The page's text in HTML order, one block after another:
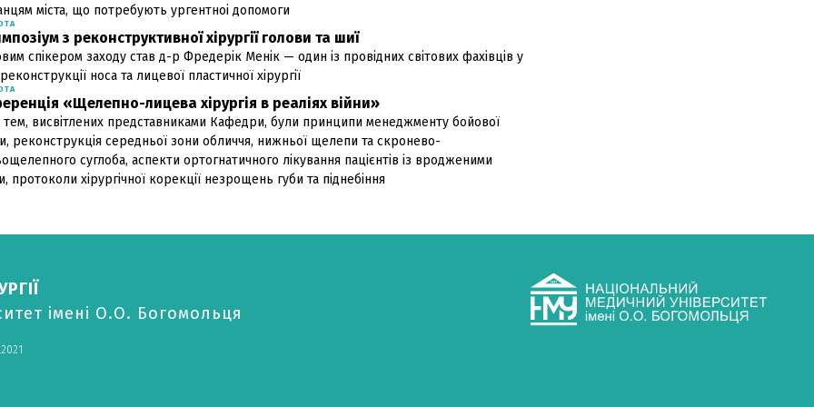
міста, що потребують ургентноі допомоги
з реконструктивної хірургії голови та шиї
спікером заходу став д-р Фредерік Менік — один із провідних світових фахівців у
реконструкції носа та лицевої пластичної хірургії
«Щелепно-лицева хірургія в реаліях війни»
висвітлених представниками Кафедри, були принципи менеджменту бойової
реконструкція середньої зони обличчя, нижньої щелепи та скронево-
суглоба, аспекти ортогнатичного лікування пацієнтів із вродженими
протоколи хірургічної корекції незрощень губи та піднебіння
імені О.О. Богомольця